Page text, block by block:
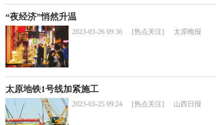
“夜经济”悄然升温
2023-03-26 09:36 [热点关注] 太原晚报
太原地铁1号线加紧施工
2023-03-25 09:24 [热点关注] 山西日报